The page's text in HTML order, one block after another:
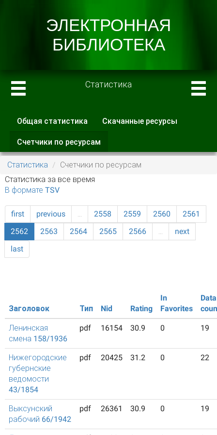
Статистика
Главные вкладки
Общая статистика Скачанные ресурсы
Счетчики по ресурсам
вкладка)
Статистика
Счетчики по ресурсам
Статистика за все время
В формате TSV
first previous … 2558 2559 2560
2561
2562
2563 2564 2565 2566 …
next
last
Заголовок Тип Nid Rating
In
Favorites
Data
Ленинская
смена 158/1936
pdf 16154 30.9 0 19
Нижегородские
губернские
ведомости
43/1854
pdf 20425 31.2 0 22
Выксунский
рабочий 66/1942
pdf 26361 30.9 0 19